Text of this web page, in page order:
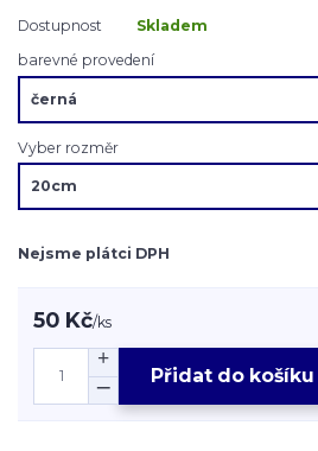
Dostupnost
Skladem
barevné provedení
Vyber rozměr
Nejsme plátci DPH
50 Kč/ks
Přidat do košíku